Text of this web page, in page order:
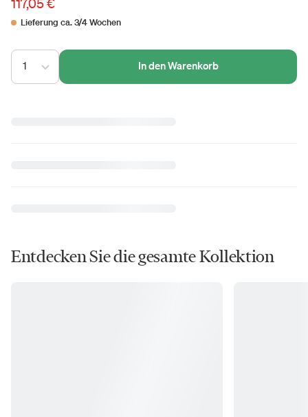
117,05 €
Lieferung ca. 3/4 Wochen
1 In den Warenkorb
Entdecken Sie die gesamte Kollektion